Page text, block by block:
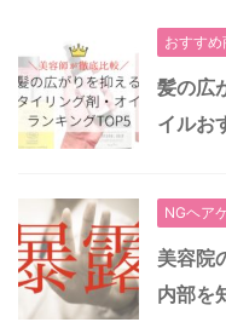
おすすめ
髪の広
イルお
NGヘア
美容院
内部を